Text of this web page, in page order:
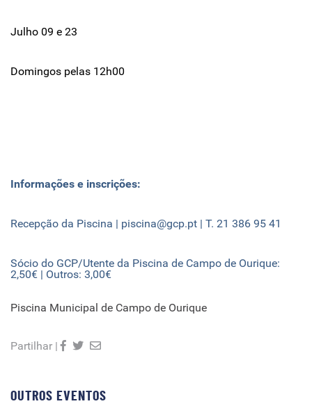
Julho 09 e 23
Domingos pelas 12h00
Informações e inscrições:
Recepção da Piscina | piscina@gcp.pt | T. 21 386 95 41
Sócio do GCP/Utente da Piscina de Campo de Ourique:
2,50€ | Outros: 3,00€
Piscina Municipal de Campo de Ourique
Partilhar |
OUTROS EVENTOS